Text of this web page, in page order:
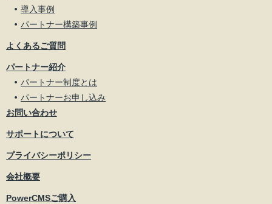
導入事例
パートナー構築事例
よくあるご質問
パートナー紹介
パートナー制度とは
パートナーお申し込み
お問い合わせ
サポートについて
プライバシーポリシー
会社概要
PowerCMSご購入